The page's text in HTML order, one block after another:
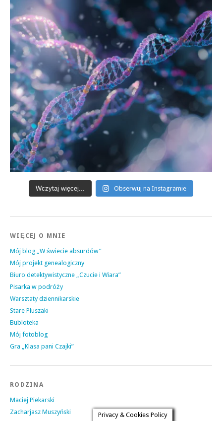
Wczytaj więcej... Obserwuj na Instagramie
WIĘCEJ O MNIE
Mój blog „W świecie absurdów”
Mój projekt genealogiczny
Biuro detektywistyczne „Czucie i Wiara”
Pisarka w podróży
Warsztaty dziennikarskie
Stare Pluszaki
Bubloteka
Mój fotoblog
Gra „Klasa pani Czajki”
RODZINA
Maciej Piekarski
Zacharjasz Muszyński
Privacy & Cookies Policy